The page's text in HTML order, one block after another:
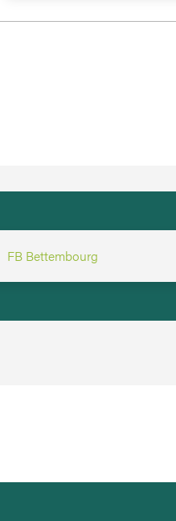
FB Bettembourg